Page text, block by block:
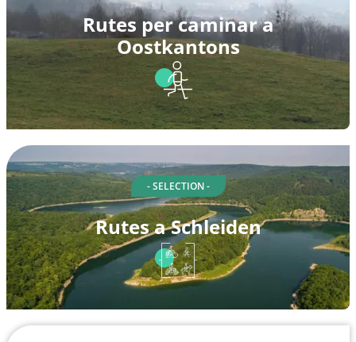
Rutes per caminar a
Oostkantons
- SELECTION -
Rutes a Schleiden